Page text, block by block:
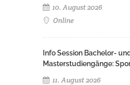
10. August 2026
Online
Info Session Bachelor-
Masterstudiengänge:
11. August 2026